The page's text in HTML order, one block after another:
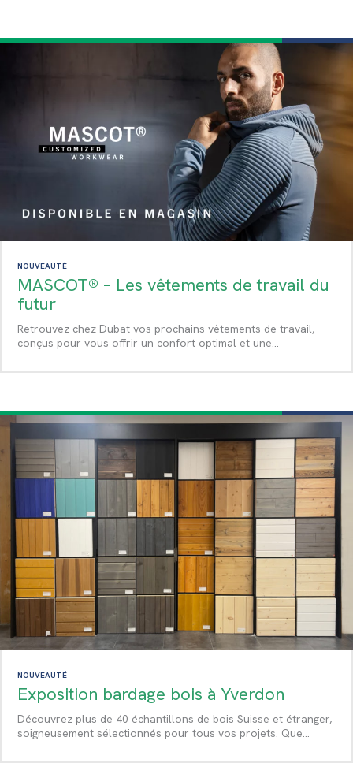
NOUVEAUTÉ
MASCOT® – Les vêtements de travail du
futur
Retrouvez chez Dubat vos prochains vêtements de travail,
conçus pour vous offrir un confort optimal et une…
NOUVEAUTÉ
Exposition bardage bois à Yverdon
Découvrez plus de 40 échantillons de bois Suisse et étranger,
soigneusement sélectionnés pour tous vos projets. Que…